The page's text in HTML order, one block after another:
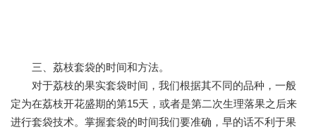
三、荔枝套袋的时间和方法。
对于荔枝的果实套袋时间，我们根据其不同的品种，一般
定为在荔枝开花盛期的第15天，或者是第二次生理落果之后来
进行套袋技术。掌握套袋的时间我们要准确，早的话不利于果